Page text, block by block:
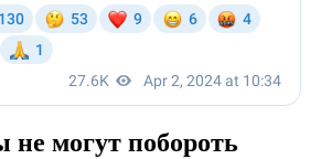
могут побороть